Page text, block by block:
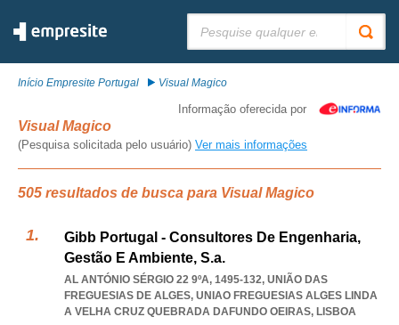
Início Empresite Portugal Visual Magico
Informação oferecida por
Visual Magico
(Pesquisa solicitada pelo usuário) Ver mais informações
505 resultados de busca para Visual Magico
Gibb Portugal - Consultores De Engenharia,
Gestão E Ambiente, S.a.
AL ANTÓNIO SÉRGIO 22 9ºA, 1495-132, UNIÃO DAS
FREGUESIAS DE ALGES, UNIAO FREGUESIAS ALGES LINDA
A VELHA CRUZ QUEBRADA DAFUNDO OEIRAS, LISBOA